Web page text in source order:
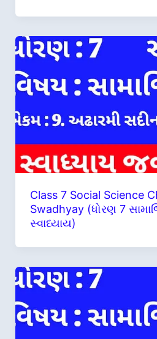
Class 7 Social Science
Swadhyay (ધોરણ 7
સ્વાધ્યાય)